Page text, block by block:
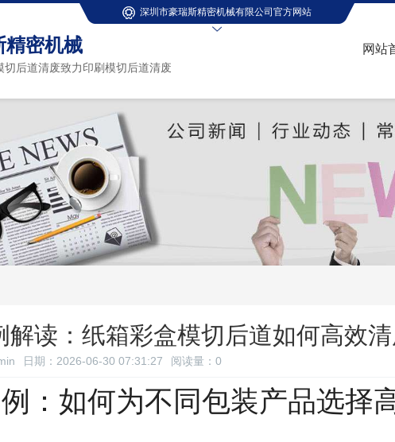
精密机械
切后道清废致力印刷模切后道清废
深圳市豪瑞斯精密机械有限公司官方网站
网站
解读：纸箱彩盒模切后道如何高效
日期：2026-06-30 07:31:27 阅读量： 0
：如何为不同包装产品选择